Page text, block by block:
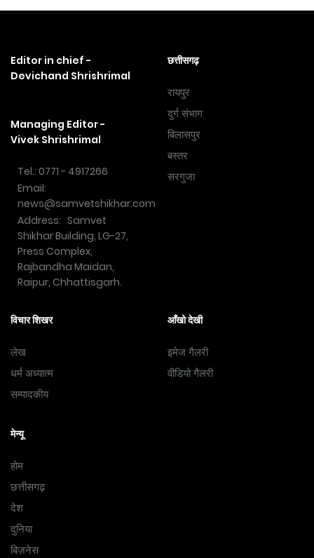
Editor in chief -
Devichand Shrishrimal
Managing Editor -
Vivek Shrishrimal
Tel.: 0771 - 4917266
Email:
news@samvetshikhar.com
Address: Samvet
Shikhar Building, LG-27,
Press Complex,
Rajbandha Maidan,
Raipur, Chhattisgarh.
छत्तीसगढ़
रायपुर
दुर्ग संभाग
बिलासपुर
बस्तर
सरगुजा
विचार शिखर
लेख
धर्म अध्यात्म
सम्पादकीय
आँखो देखी
इमेज गैलरी
वीडियो गैलरी
मेन्यू
होम
छत्तीसगढ़
देश
दुनिया
बिज़नेस